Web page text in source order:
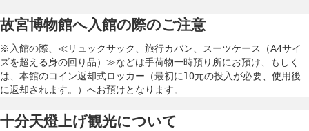
故宮博物館へ入館の際のご注意
※入館の際、≪リュックサック、旅行カバン、スーツケース（A4サイ
ズを超える身の回り品）≫などは手荷物一時預り所にお預け、もしく
は、本館のコイン返却式ロッカー（最初に10元の投入が必要、使用後
に返却されます。）へお預けとなります。
十分天燈上げ観光について